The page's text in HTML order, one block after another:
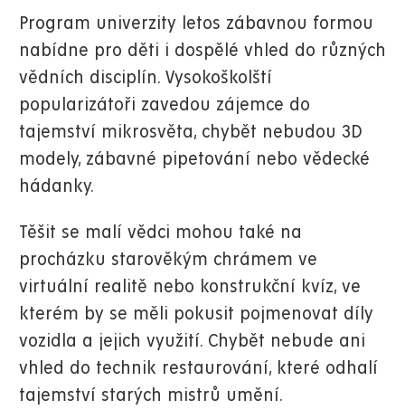
Program univerzity letos zábavnou formou
nabídne pro děti i dospělé vhled do různých
vědních disciplín. Vysokoškolští
popularizátoři zavedou zájemce do
tajemství mikrosvěta, chybět nebudou 3D
modely, zábavné pipetování nebo vědecké
hádanky.
Těšit se malí vědci mohou také na
procházku starověkým chrámem ve
virtuální realitě nebo konstrukční kvíz, ve
kterém by se měli pokusit pojmenovat díly
vozidla a jejich využití. Chybět nebude ani
vhled do technik restaurování, které odhalí
tajemství starých mistrů umění.